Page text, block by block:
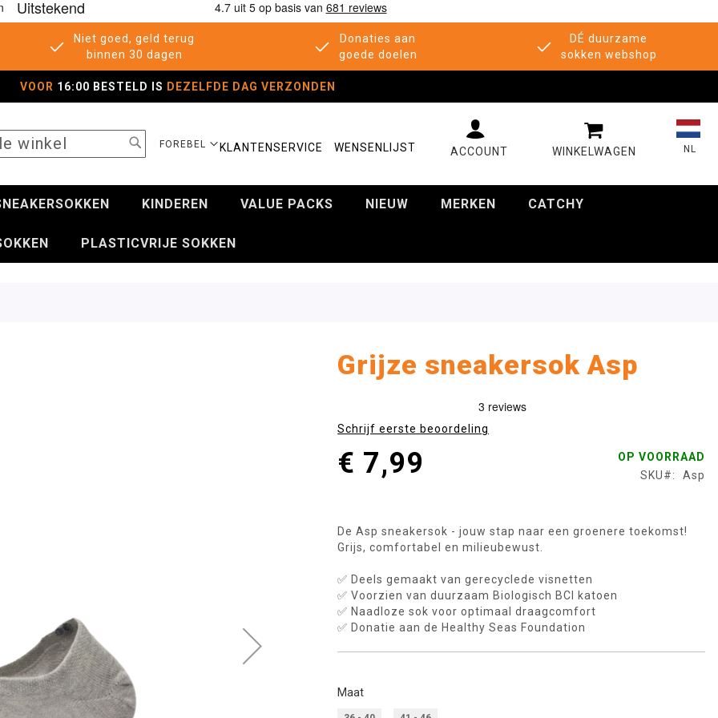
Niet goed, geld terug
binnen 30 dagen
Donaties aan
goede doelen
DÉ duurzame
sokken webshop
VOOR 16:00 BESTELD IS DEZELFDE DAG VERZONDEN
SELECTEER
FOREBEL NL
KLANTENSERVICE WENSENLIJST
SEARCH
MIJN WINKELWAGEN
KINDEREN VALUE PACKS NIEUW MERKEN CATCHY
PLASTICVRIJE SOKKEN
Grijze sneakersok Asp
Schrijf eerste beoordeling
€ 7,99
OP VOORRAAD
SKU
Asp
De Asp sneakersok - jouw stap naar een groenere toekomst!
Grijs, comfortabel en milieubewust.
✅ Deels gemaakt van gerecyclede visnetten
✅ Voorzien van duurzaam Biologisch BCI katoen
✅ Naadloze sok voor optimaal draagcomfort
✅ Donatie aan de Healthy Seas Foundation
Maat